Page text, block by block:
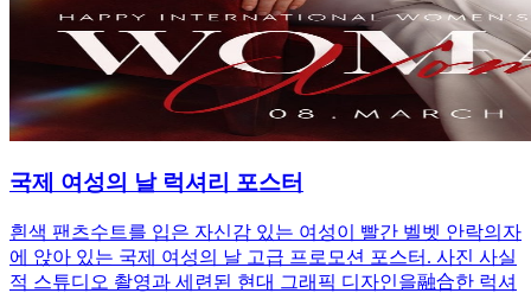
국제 여성의 날 럭셔리 포스터
흰색 팬츠수트를 입은 자신감 있는 여성이 빨간 벨벳 안락의자
에 앉아 있는 국제 여성의 날 고급 프로모션 포스터. 사진 사실
적 스튜디오 촬영과 세련된 현대 그래픽 디자인을融合한 럭셔